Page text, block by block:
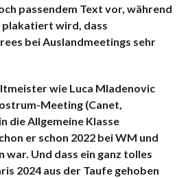
passendem Text vor, während
wird, dass
bei Auslandmeetings sehr
wie Luca Mladenovic
Meeting (Canet,
die Allgemeine Klasse
er schon 2022 bei WM und
war. Und dass ein ganz tolles
2024 aus der Taufe gehoben